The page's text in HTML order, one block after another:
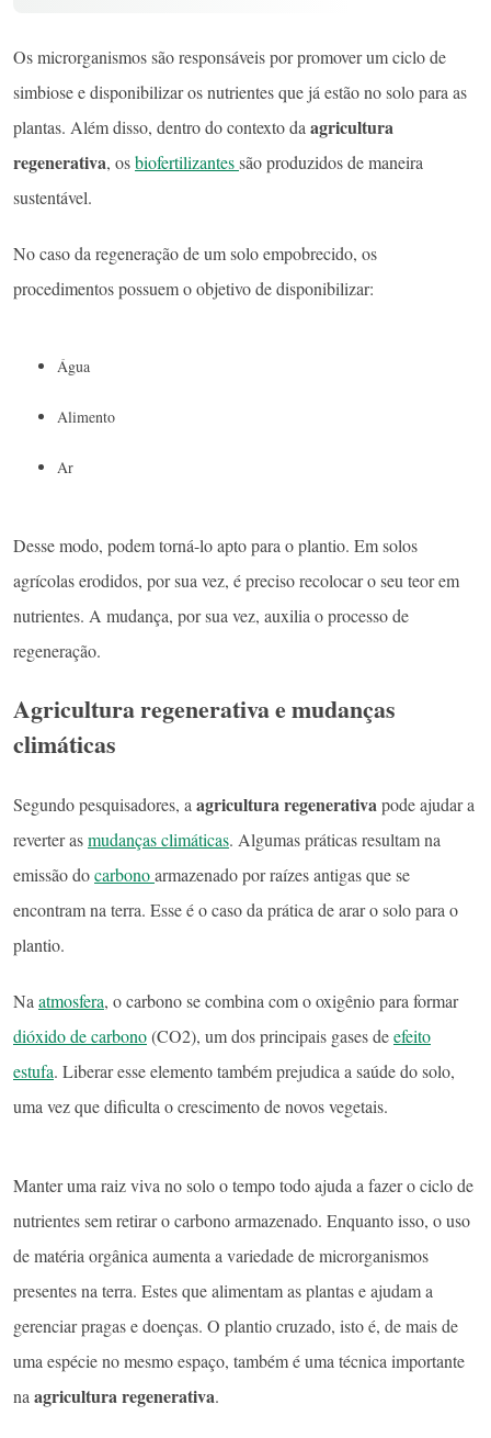
Os microrganismos são responsáveis por promover um ciclo de
simbiose e disponibilizar os nutrientes que já estão no solo para as
plantas. Além disso, dentro do contexto da agricultura
regenerativa, osbiofertilizantessão produzidos de maneira
sustentável.
No caso da regeneração de um solo empobrecido, os
procedimentos possuem o objetivo de disponibilizar:
Água
Alimento
Ar
Desse modo, podem torná-lo apto para o plantio. Em solos
agrícolas erodidos, por sua vez, é preciso recolocar o seu teor em
nutrientes. A mudança, por sua vez, auxilia o processo de
regeneração.
Agricultura regenerativa e mudanças
climáticas
Segundo pesquisadores, a agricultura regenerativa pode ajudar a
reverter asmudanças climáticas. Algumas práticas resultam na
emissão docarbonoarmazenado por raízes antigas que se
encontram na terra. Esse é o caso da prática de arar o solo para o
plantio.
Na atmosfera, o carbono se combina com o oxigênio para formar
dióxido de carbono(CO2), um dos principais gases deefeito
estufa. Liberar esse elemento também prejudica a saúde do solo,
uma vez que dificulta o crescimento de novos vegetais.
Manter uma raiz viva no solo o tempo todo ajuda a fazer o ciclo de
nutrientes sem retirar o carbono armazenado. Enquanto isso, o uso
de matéria orgânica aumenta a variedade de microrganismos
presentes na terra. Estes que alimentam as plantas e ajudam a
gerenciar pragas e doenças. O plantio cruzado, isto é, de mais de
uma espécie no mesmo espaço, também é uma técnica importante
na agricultura regenerativa.